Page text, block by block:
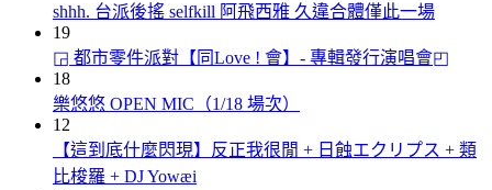
shhh. 台派後搖 selfkill 阿飛西雅 久違合體僅此一場
19
◲ 都市零件派對【同Love ! 會】- 專輯發行演唱會◰
18
樂悠悠 OPEN MIC（1/18 場次）
12
【這到底什麼閃現】反正我很閒 + 日蝕エクリプス + 類
比梭羅 + DJ Yowæi